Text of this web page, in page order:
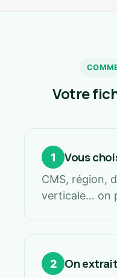
Votre
1 Vous
CMS, région,
verticale… on
2 On